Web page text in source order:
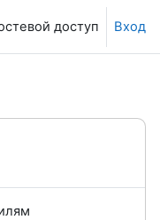
доступ Вход